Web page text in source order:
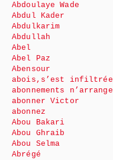
Abdoulaye Wade
Abdul Kader
Abdulkarim
Abdullah
Abel
Abel Paz
Abensour
abois,s’est infiltrée
abonnements n’arrange
abonner Victor
abonnez
Abou Bakari
Abou Ghraib
Abou Selma
Abrégé